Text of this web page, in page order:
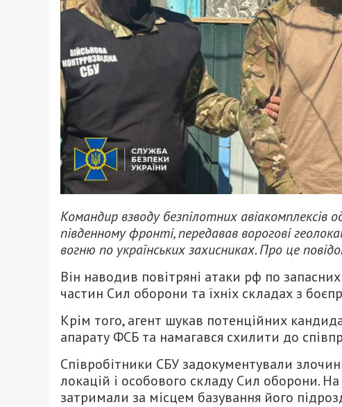
Командир взводу безпілотних авіакомплексів
південному фронті, передавав ворогові
вогню по українських захисниках. Про це
Він наводив повітряні атаки рф по
частин Сил оборони та їхніх складах з
Крім того, агент шукав потенційних
апарату ФСБ та намагався схилити до
Співробітники СБУ задокументували
локацій і особового складу Сил оборони.
затримали за місцем базування його